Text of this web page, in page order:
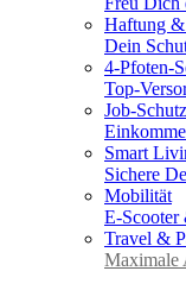
Haftung
Dein
4-Pfoten-
Top-
Job-Schutz
Smart
Sichere
Mobilität
E-Scooter
Travel &
Maximale